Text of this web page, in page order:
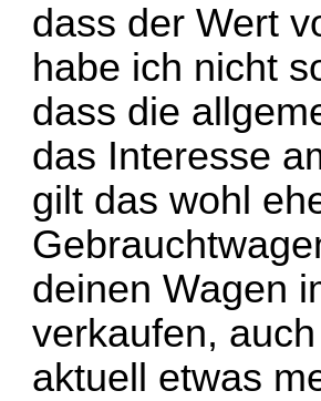
dass der Wert
habe ich nicht
dass die
das Interesse
gilt das wohl
deinen Wagen
verkaufen,
aktuell etwas